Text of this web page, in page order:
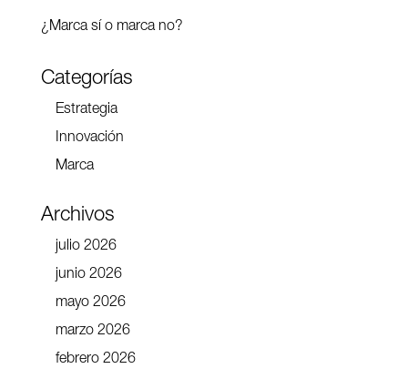
¿Marca sí o marca no?
Categorías
Estrategia
Innovación
Marca
Archivos
julio 2026
junio 2026
mayo 2026
marzo 2026
febrero 2026